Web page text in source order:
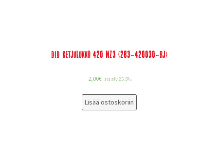
DID Ketjulukko 420 NZ3 (283-420030-RJ)
2,00€ sis alv 25.5%
Lisää ostoskoriin